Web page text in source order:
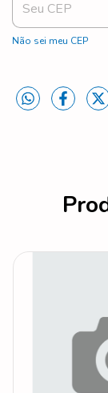
Não sei meu CEP